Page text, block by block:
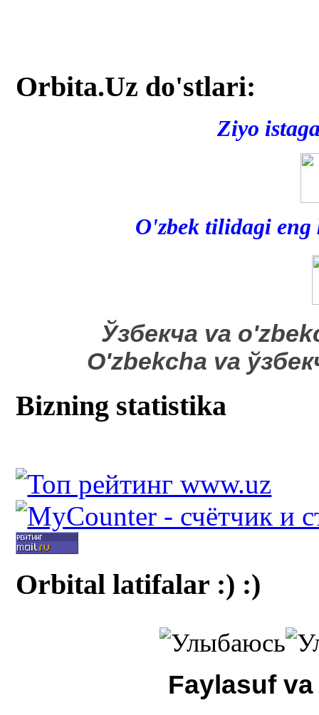
Orbita.Uz do'stlari:
Ziyo
O'zbek tilidagi
​Ўзбекча va
O'zbekcha va
Bizning statistika
Orbital latifalar :) :)
Faylasuf